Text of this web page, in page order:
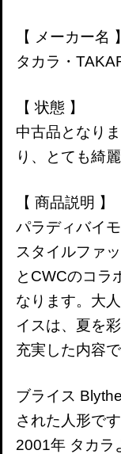
【 メーカー名 】
タカラ・
【 状態 】
中古品となり
り、とても綺
【 商品説明 】
パラディバイ
スタイルファ
と CWCのコラ
なります。 大
イスは、夏を
充実した内容で
ブライス
された人形です
2001年 タカラ